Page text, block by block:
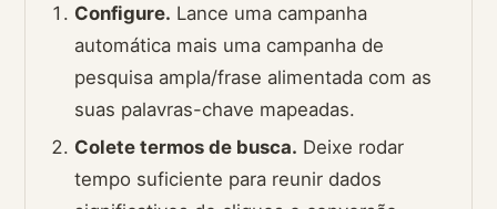
Configure. Lance uma campanha
automática mais uma campanha de
pesquisa ampla/frase alimentada com as
suas palavras-chave mapeadas.
Colete termos de busca. Deixe rodar
tempo suficiente para reunir dados